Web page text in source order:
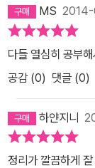
MS
다들 열심히 공부
공감 (0) 댓글 (0)
하얀지니
정리가 깔끔하게